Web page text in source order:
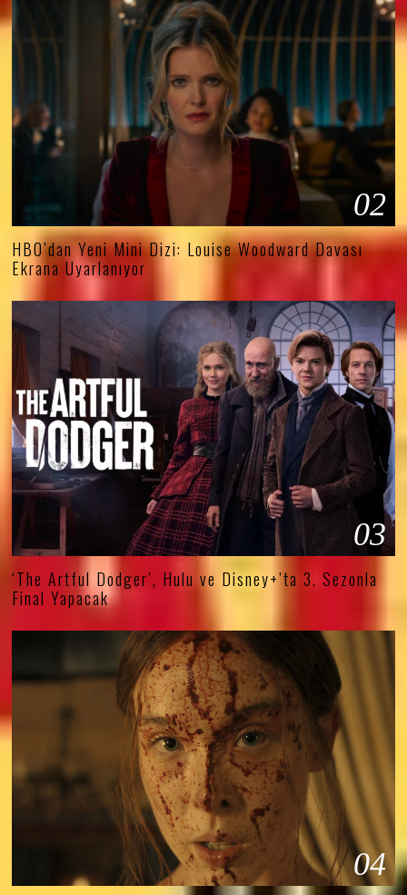
02
HBO’dan Yeni Mini Dizi: Louise Woodward Davası
Ekrana Uyarlanıyor
03
‘The Artful Dodger’, Hulu ve Disney+’ta 3. Sezonla
Final Yapacak
04